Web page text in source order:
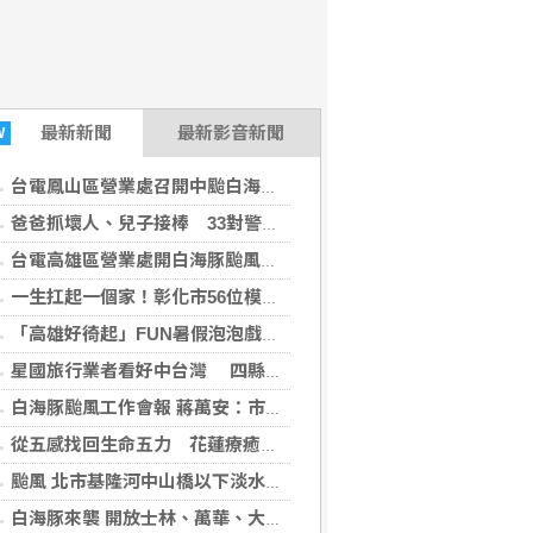
最新新聞 最新影音新聞
台電鳳山區營業處召開中颱白海豚整備會議
爸爸抓壞人、兒子接棒 33對警界父子暖心同框
台電高雄區營業處開白海豚颱風災害整備會議
一生扛起一個家！彰化市56位模範父親獲表揚
「高雄好徛起」FUN暑假泡泡戲水樂園開張囉
星國旅行業者看好中台灣 四縣市攜手拓展國際旅遊商機
白海豚颱風工作會報 蔣萬安：市府團隊嚴陣以待
從五感找回生命五力 花蓮療癒之境重新定義旅行
颱風 北市基隆河中山橋以下淡水河沿線只出不進
白海豚來襲 開放士林、萬華、大同區部分疏散門周邊紅黃線停車